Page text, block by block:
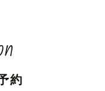
約